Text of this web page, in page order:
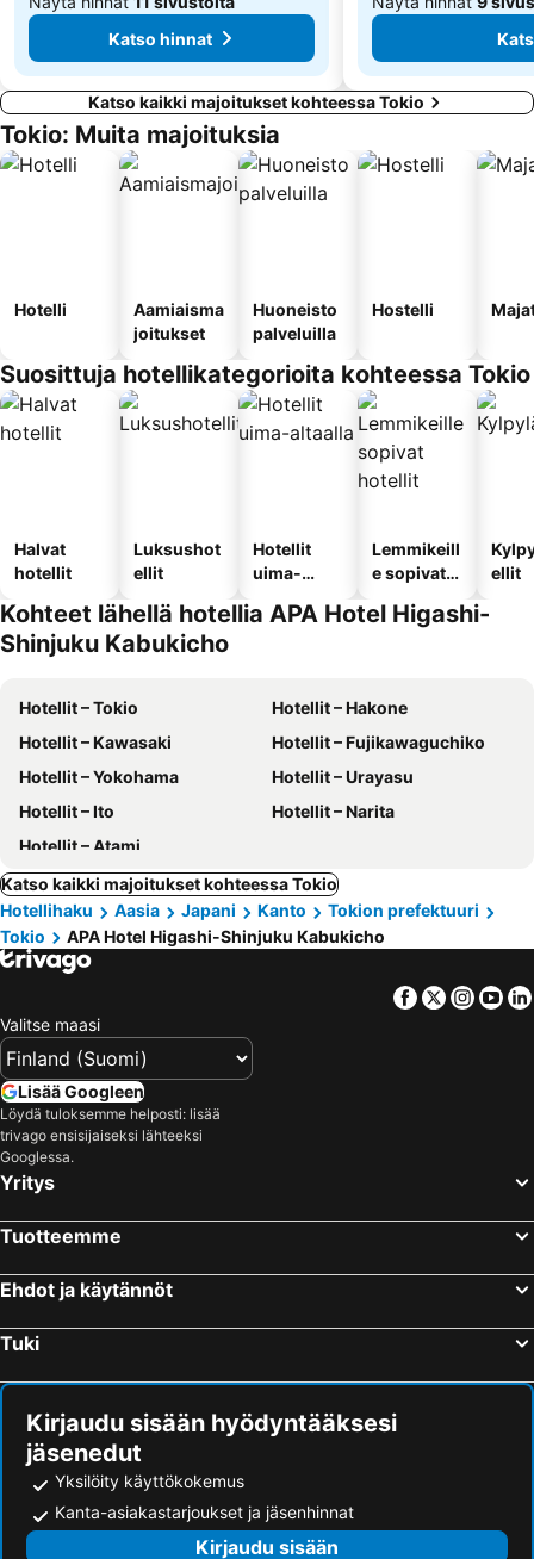
Katso hinnat
Katso kaikki majoitukset kohteessa Tokio
Tokio: Muita majoituksia
Hotelli
Aamiaisma
joitukset
Huoneisto
palveluilla
Hostelli
Suosittuja hotellikategorioita kohteessa Tokio
Halvat
hotellit
Luksushot
ellit
Hotellit
uima-
Lemmikeill
e sopivat
ellit
Kohteet lähellä hotellia APA Hotel Higashi-
Shinjuku Kabukicho
Hotellit – Tokio
Hotellit – Hakone
Hotellit – Kawasaki
Hotellit – Fujikawaguchiko
Hotellit – Yokohama
Hotellit – Urayasu
Hotellit – Ito
Hotellit – Narita
Hotellit – Atami
Katso kaikki majoitukset kohteessa Tokio
Hotellihaku
Aasia Japani Kanto
Tokion prefektuuri
Tokio
APA Hotel Higashi-Shinjuku Kabukicho
Facebook
Twitter
Valitse maasi
Lisää Googleen
Löydä tuloksemme helposti: lisää
trivago ensisijaiseksi lähteeksi
Googlessa.
Yritys
Tuotteemme
Ehdot ja käytännöt
Tuki
Kirjaudu sisään hyödyntääksesi
jäsenedut
Yksilöity käyttökokemus
Kanta-asiakastarjoukset ja jäsenhinnat
Kirjaudu sisään